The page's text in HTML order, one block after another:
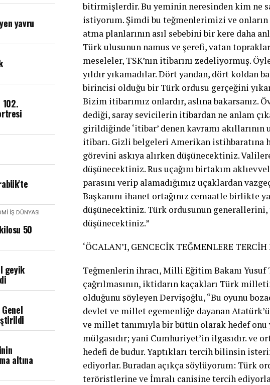
yavru
İŞ DÜNYASI
50
geyik
altına
bitirmişlerdir. Bu yeminin neresinden kim ne
istiyorum. Şimdi bu teğmenlerimizi ve
atma planlarının asıl sebebini bir kere daha
Türk ulusunun namus ve şerefi, vatan
meseleler, TSK’nın itibarını zedeliyormuş.
yıldır yıkamadılar. Dört yandan, dört koldan
birincisi olduğu bir Türk ordusu gerçeğini
Bizim itibarımız onlardır, aslına bakarsanız.
dediği, saray sevicilerin itibardan ne anlam
girildiğinde ‘itibar’ denen kavramı
itibarı. Gizli belgeleri Amerikan istihbaratına
görevini askıya alırken düşünecektiniz.
düşünecektiniz. Rus uçağını birtakım
parasını verip alamadığımız uçaklardan
Başkanını ihanet ortağınız cemaatle birlikte
düşünecektiniz. Türk ordusunun
düşünecektiniz.”
‘ÖCALAN’I, GENCECİK TEĞMENLERE TERCİH
Teğmenlerin ihracı, Milli Eğitim Bakanı Yusuf
çağrılmasının, iktidarın kaçakları Türk
olduğunu söyleyen Dervişoğlu, “Bu oyunu
devlet ve millet egemenliğe dayanan
ve millet tanımıyla bir bütün olarak hedef onu
mülgasıdır; yani Cumhuriyet’in ilgasıdır. ve
hedefi de budur. Yaptıkları tercih bilinsin
ediyorlar. Buradan açıkça söylüyorum: Türk
teröristlerine ve İmralı canisine tercih